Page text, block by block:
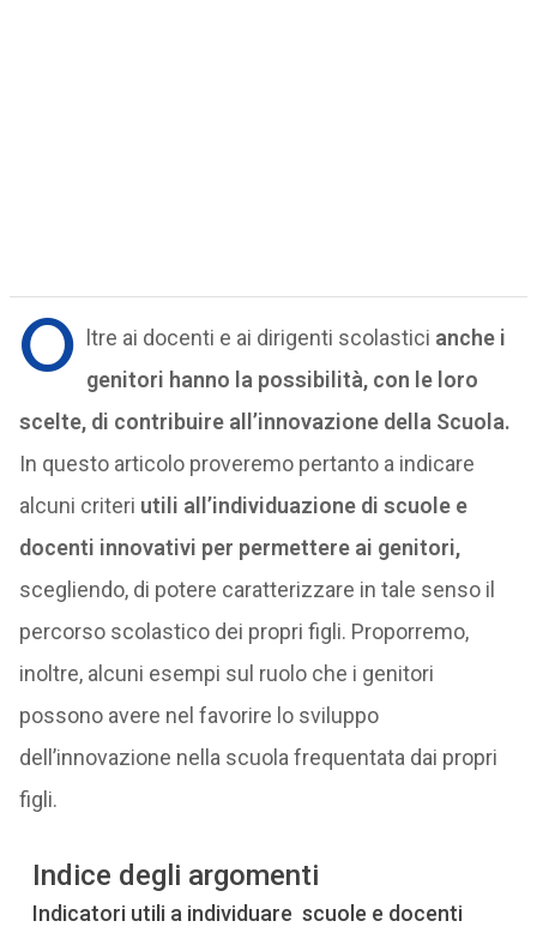
O ltre ai docenti e ai dirigenti scolastici anche i
genitori hanno la possibilità, con le loro
scelte, di contribuire all’innovazione della Scuola.
In questo articolo proveremo pertanto a indicare
alcuni criteri utili all’individuazione di scuole e
docenti innovativi per permettere ai genitori,
scegliendo, di potere caratterizzare in tale senso il
percorso scolastico dei propri figli. Proporremo,
inoltre, alcuni esempi sul ruolo che i genitori
possono avere nel favorire lo sviluppo
dell’innovazione nella scuola frequentata dai propri
figli.
Indice degli argomenti
Indicatori utili a individuare scuole e docenti